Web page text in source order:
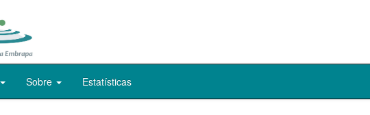
Sobre Estatísticas